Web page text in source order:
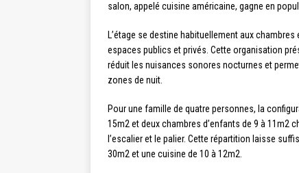
salon, appelé cuisine américaine, gagne en
L’étage se destine habituellement aux
espaces publics et privés. Cette organisation
réduit les nuisances sonores nocturnes et
zones de nuit.
Pour une famille de quatre personnes, la
15m2 et deux chambres d’enfants de 9 à 11m2
l’escalier et le palier. Cette répartition laisse
30m2 et une cuisine de 10 à 12m2.